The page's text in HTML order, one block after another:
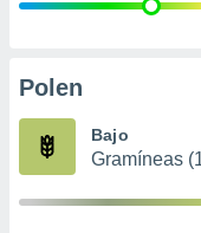
e
publicidad
Polen
Bajo
Gramíneas